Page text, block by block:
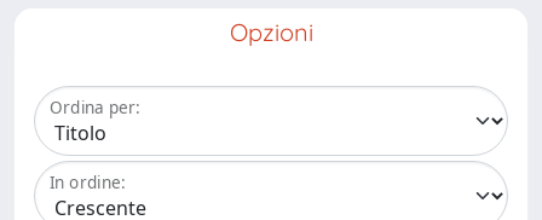
Opzioni
Ordina per:
In ordine: